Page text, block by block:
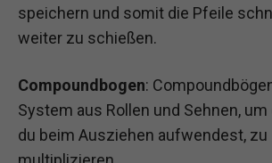
speichern und somit die Pfeile
weiter zu schießen.
Compoundbogen:
System aus Rollen und Sehnen, um
du beim Ausziehen aufwendest, zu